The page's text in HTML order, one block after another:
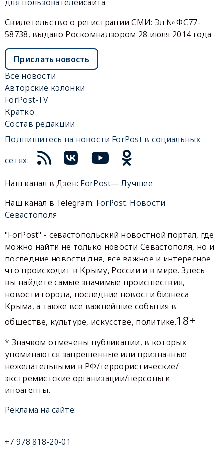
для пользователейсайта
Свидетельство о регистрации СМИ: Эл № ФС77-
58738, выдано Роскомнадзором 28 июля 2014 года
Прислать новость
Все новости
Авторские колонки
ForPost-TV
Кратко
Состав редакции
Подпишитесь на новости ForPost в социальных
сетях:
Наш канал в Дзен: ForPost— Лучшее
Наш канал в Telegram: ForPost. Новости
Севастополя
"ForPost" - севастопольский новостной портал, где
можно найти не только новости Севастополя, но и
последние новости дня, все важное и интересное,
что происходит в Крыму, России и в мире. Здесь
вы найдете самые значимые происшествия,
новости города, последние новости бизнеса
Крыма, а также все важнейшие события в
обществе, культуре, искусстве, политике.18+
* Значком отмечены публикации, в которых
упоминаются запрещенные или признанные
нежелательными в РФ/террористические/
экстремистские организации/персоны и
иноагенты.
Реклама на сайте:
+7 978 818-20-01